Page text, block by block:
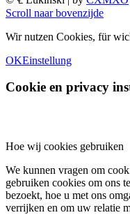
Scroll naar bovenzijde
Wir nutzen Cookies, für
OKEinstellung
Cookie en privacy
Hoe wij cookies gebruiken
We kunnen vragen om
gebruiken cookies om ons
bezoekt, hoe u met ons
verrijken en om uw relatie